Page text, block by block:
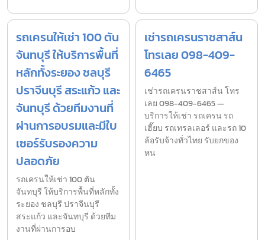
รถเครนให้เช่า 100 ตัน
จันทบุรี ให้บริการพื้นที่
หลักทั้งระยอง ชลบุรี
ปราจีนบุรี สระแก้ว และ
จันทบุรี ด้วยทีมงานที่
ผ่านการอบรมและมีใบ
เซอร์รับรองความ
ปลอดภัย
รถเครนให้เช่า 100 ตัน
จันทบุรี ให้บริการพื้นที่หลักทั้ง
ระยอง ชลบุรี ปราจีนบุรี
สระแก้ว และจันทบุรี ด้วยทีม
งานที่ผ่านการอบ
เช่ารถเครนราชสาส์น
โทรเลย 098-409-
6465
เช่ารถเครนราชสาส์น โทร
เลย 098-409-6465 —
บริการให้เช่า รถเครน รถ
เฮี๊ยบ รถเทรลเลอร์ และรถ 10
ล้อรับจ้างทั่วไทย รับยกของ
หน